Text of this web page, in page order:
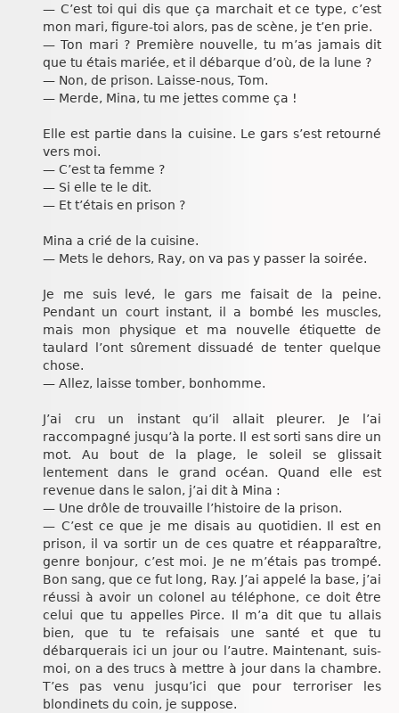
— C’est toi qui dis que ça marchait et ce type, c’est
mon mari, figure-toi alors, pas de scène, je t’en prie.
— Ton mari ? Première nouvelle, tu m’as jamais dit
que tu étais mariée, et il débarque d’où, de la lune ?
— Non, de prison. Laisse-nous, Tom.
— Merde, Mina, tu me jettes comme ça !
Elle est partie dans la cuisine. Le gars s’est retourné
vers moi.
— C’est ta femme ?
— Si elle te le dit.
— Et t’étais en prison ?
Mina a crié de la cuisine.
— Mets le dehors, Ray, on va pas y passer la soirée.
Je me suis levé, le gars me faisait de la peine.
Pendant un court instant, il a bombé les muscles,
mais mon physique et ma nouvelle étiquette de
taulard l’ont sûrement dissuadé de tenter quelque
chose.
— Allez, laisse tomber, bonhomme.
J’ai cru un instant qu’il allait pleurer. Je l’ai
raccompagné jusqu’à la porte. Il est sorti sans dire un
mot. Au bout de la plage, le soleil se glissait
lentement dans le grand océan. Quand elle est
revenue dans le salon, j’ai dit à Mina :
— Une drôle de trouvaille l’histoire de la prison.
— C’est ce que je me disais au quotidien. Il est en
prison, il va sortir un de ces quatre et réapparaître,
genre bonjour, c’est moi. Je ne m’étais pas trompé.
Bon sang, que ce fut long, Ray. J’ai appelé la base, j’ai
réussi à avoir un colonel au téléphone, ce doit être
celui que tu appelles Pirce. Il m’a dit que tu allais
bien, que tu te refaisais une santé et que tu
débarquerais ici un jour ou l’autre. Maintenant, suis-
moi, on a des trucs à mettre à jour dans la chambre.
T’es pas venu jusqu’ici que pour terroriser les
blondinets du coin, je suppose.